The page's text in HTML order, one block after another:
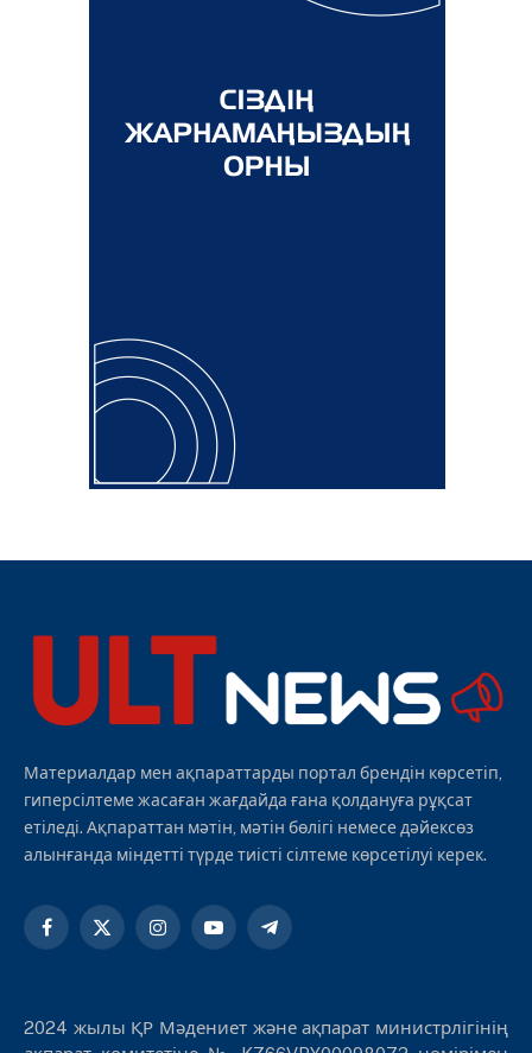
Материалдар мен ақпараттарды портал брендін көрсетіп,
гиперсілтеме жасаған жағдайда ғана қолдануға рұқсат
етіледі. Ақпараттан мәтін, мәтін бөлігі немесе дәйексөз
алынғанда міндетті түрде тиісті сілтеме көрсетілуі керек.
Facebook
X
InstagramYouTubeTelegram
2024 жылы ҚР Мәдениет және ақпарат министрлігінің